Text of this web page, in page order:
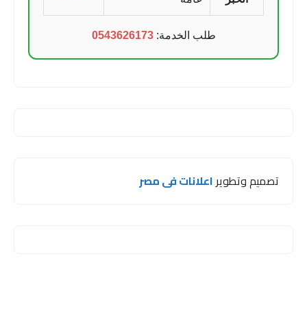
طلب الخدمة:0543626173
تصميم وتطويراعلانات فى مصر